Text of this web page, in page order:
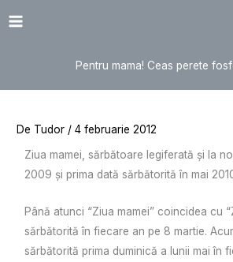
Main
Pentru mama! Ceas perete
De Tudor /4 februarie 2012
Ziua mamei, sărbătoare legiferată și la
2009 și prima dată sărbătorită în mai
Până atunci “Ziua mamei” coincidea cu
sărbătorită în fiecare an pe 8 martie.
sărbătorită prima duminică a lunii mai în